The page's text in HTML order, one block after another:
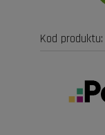
Kod produktu: